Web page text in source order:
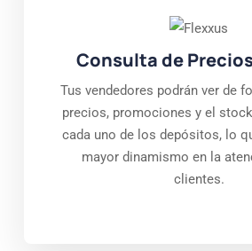
Consulta de
Tus vendedores podrán ver de
precios, promociones y el
cada uno de los depósitos, lo
mayor dinamismo en la
clientes.